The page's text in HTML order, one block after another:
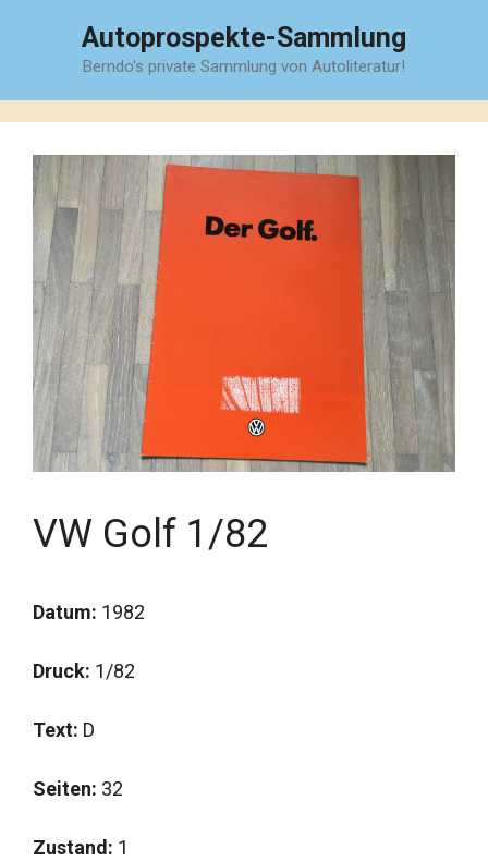
Autoprospekte-Sammlung
Berndo's private Sammlung von Autoliteratur!
VW Golf 1/82
Datum: 1982
Druck: 1/82
Text: D
Seiten: 32
Zustand: 1